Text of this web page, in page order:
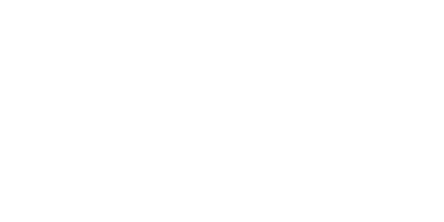
معلوم کریں